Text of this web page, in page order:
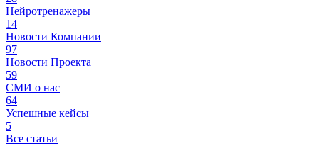
Нейротренажеры
14
Новости Компании
97
Новости Проекта
59
СМИ о нас
64
Успешные кейсы
5
Все статьи